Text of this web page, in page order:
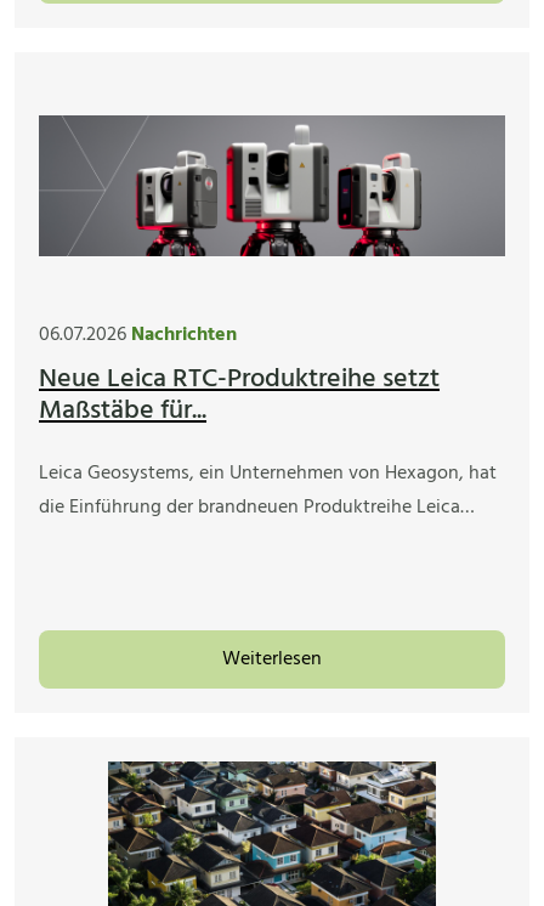
06.07.2026Nachrichten
Neue Leica RTC-Produktreihe setzt
Maßstäbe für...
Leica Geosystems, ein Unternehmen von Hexagon, hat
die Einführung der brandneuen Produktreihe Leica…
Weiterlesen